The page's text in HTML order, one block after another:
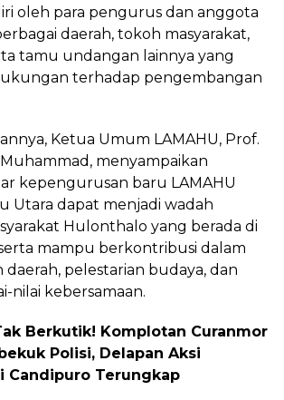
oleh para pengurus dan anggota
daerah, tokoh masyarakat,
tamu undangan lainnya yang
terhadap pengembangan
Ketua Umum LAMAHU, Prof.
Muhammad, menyampaikan
kepengurusan baru LAMAHU
Utara dapat menjadi wadah
Hulonthalo yang berada di
mampu berkontribusi dalam
pelestarian budaya, dan
nilai kebersamaan.
Berkutik! Komplotan Curanmor
Polisi, Delapan Aksi
Candipuro Terungkap